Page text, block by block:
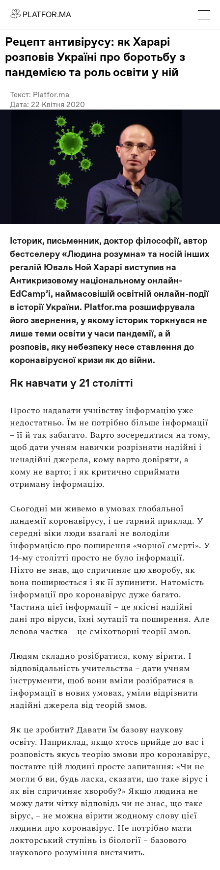
PLATFOR.MA
PLATFOR.MA
Контакти
Редакційна політика
Оплата та доставка
Повернення та обмін
Публічна оферта
Про магазин
КРЕЗЮМЕ
Про сервіс
Рецепт антивірусу: як Харарі
розповів Україні про боротьбу з
пандемією та роль освіти у ній
Текст: Platfor.ma
Дата: 22 Квітня 2020
Історик, письменник, доктор філософії, автор
бестселеру «Людина розумна» та носій інших
регалій Юваль Ной Харарі виступив на
Антикризовому національному онлайн-
EdCamp’і, наймасовішій освітній онлайн-події
в історії України. Platfor.ma розшифрувала
його звернення, у якому історик торкнувся не
лише теми освіти у часи пандемії, а й
розповів, яку небезпеку несе ставлення до
коронавірусної кризи як до війни.
Як навчати у 21 столітті
Просто надавати учнівству інформацію уже
недостатньо. Їм не потрібно більше інформації
– її й так забагато. Варто зосередитися на тому,
щоб дати учням навички розрізняти надійні і
ненадійні джерела, кому варто довіряти, а
кому не варто; і як критично сприймати
отриману інформацію.
Сьогодні ми живемо в умовах глобальної
пандемії коронавірусу, і це гарний приклад. У
середні віки люди взагалі не володіли
інформацією про поширення «чорної смерті». У
14-му столітті просто не було інформації.
Ніхто не знав, що спричиняє цю хворобу, як
вона поширюється і як її зупинити. Натомість
інформації про коронавірус дуже багато.
Частина цієї інформації – це якісні надійні
дані про віруси, їхні мутації та поширення. Але
левова частка – це сміхотворні теорії змов.
Людям складно розібратися, кому вірити. І
відповідальність учительства – дати учням
інструменти, щоб вони вміли розібратися в
інформації в нових умовах, уміли відрізнити
надійні джерела від теорій змов.
Як це зробити? Давати їм базову наукову
освіту. Наприклад, якщо хтось прийде до вас і
розповість якусь теорію змови про коронавірус,
поставте цій людині просте запитання: «Чи не
могли б ви, будь ласка, сказати, що таке вірус і
як він спричиняє хворобу?» Якщо людина не
можу дати чітку відповідь чи не знає, що таке
вірус, – не можна вірити жодному слову цієї
людини про коронавірус. Не потрібно мати
докторський ступінь із біології – базового
наукового розуміння вистачить.